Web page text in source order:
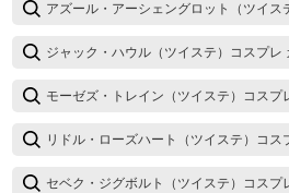
アズール・アーシェングロット（ツイス
ジャック・ハウル（ツイステ）コスプレ
モーゼズ・トレイン（ツイステ）コスプ
リドル・ローズハート（ツイステ）コス
セベク・ジグボルト（ツイステ）コスプ